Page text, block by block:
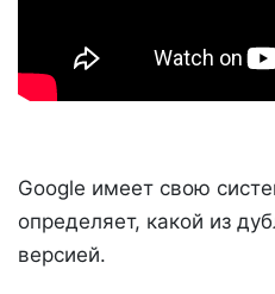
Google имеет свою
определяет, какой из
версией.